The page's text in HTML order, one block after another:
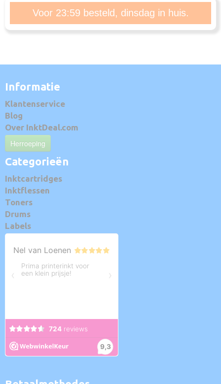
Voor 23:59 besteld, dinsdag in huis.
Informatie
Klantenservice
Blog
Over InktDeal.com
Herroeping
Categorieën
Inktcartridges
Inktflessen
Toners
Drums
Labels